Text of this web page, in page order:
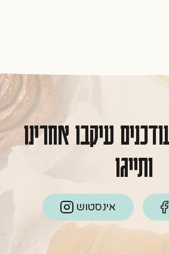
עיקבו אחרינו
ותייגו
אינסטוש